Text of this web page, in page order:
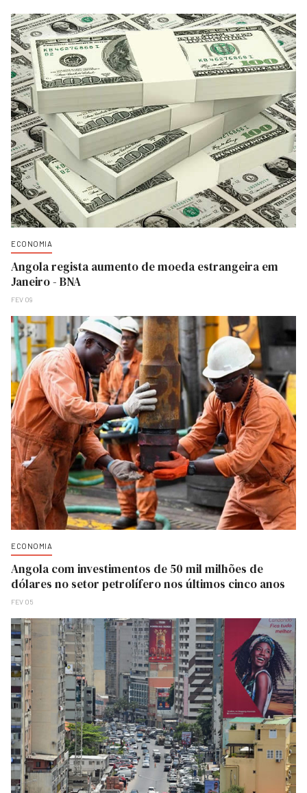
ECONOMIA
Angola regista aumento de moeda estrangeira em
Janeiro - BNA
FEV 09
ECONOMIA
Angola com investimentos de 50 mil milhões de
dólares no setor petrolífero nos últimos cinco anos
FEV 05